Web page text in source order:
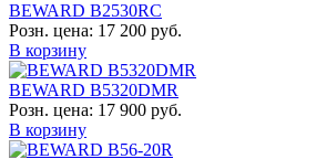
BEWARD B2530RC
Розн. цена: 17 200 руб.
В корзину
BEWARD B5320DMR
Розн. цена: 17 900 руб.
В корзину